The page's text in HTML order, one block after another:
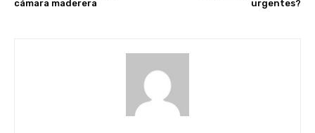
cámara maderera
urgentes?